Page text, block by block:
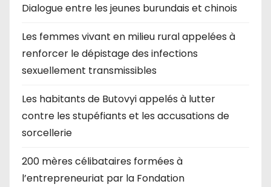
Dialogue entre les jeunes burundais et chinois
Les femmes vivant en milieu rural appelées à
renforcer le dépistage des infections
sexuellement transmissibles
Les habitants de Butovyi appelés à lutter
contre les stupéfiants et les accusations de
sorcellerie
200 mères célibataires formées à
l’entrepreneuriat par la Fondation